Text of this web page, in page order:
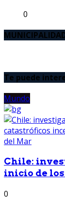
0
Te puede
Mundo
Chile:
inicio de
0